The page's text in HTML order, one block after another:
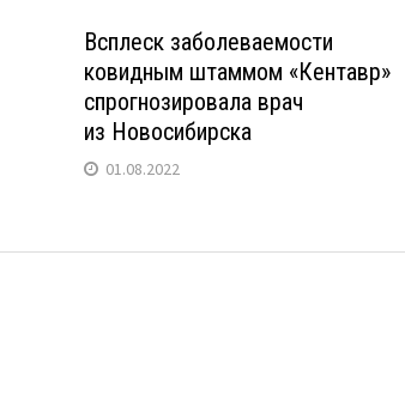
Всплеск заболеваемости
ковидным штаммом «Кентавр»
спрогнозировала врач
из Новосибирска
01.08.2022